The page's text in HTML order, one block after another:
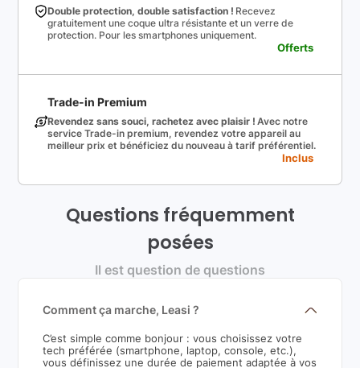
Double protection, double satisfaction ! Recevez
gratuitement une coque ultra résistante et un verre de
protection. Pour les smartphones uniquement.
Offerts
Trade-in Premium
Revendez sans souci, rachetez avec plaisir ! Avec notre
service Trade-in premium, revendez votre appareil au
meilleur prix et bénéficiez du nouveau à tarif préférentiel.
Inclus
Questions fréquemment
posées
Il est question de questions
Comment ça marche, Leasi ?
C’est simple comme bonjour : vous choisissez votre
tech préférée (smartphone, laptop, console, etc.),
vous définissez une durée de paiement adaptée à vos